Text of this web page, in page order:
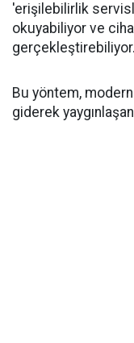
'erişilebilirlik
okuyabiliyor ve
gerçekleştirebiliyor.
Bu yöntem, modern
giderek